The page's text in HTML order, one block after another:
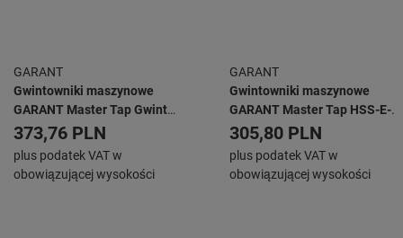
GARANT
Gwintowniki maszynowe
GARANT Master Tap Gwint
lewoskrętny HSS-E-PM
kształt B 6HX, AlTiX, MF-LH:
10X1
373,76 PLN
plus podatek VAT w
obowiązującej wysokości
GARANT
Gwintowniki maszynowe
GARANT Master Tap HSS-E-
PM bardzo długie kształt C
6HX, AlTiX, M: M6
305,80 PLN
plus podatek VAT w
obowiązującej wysokości